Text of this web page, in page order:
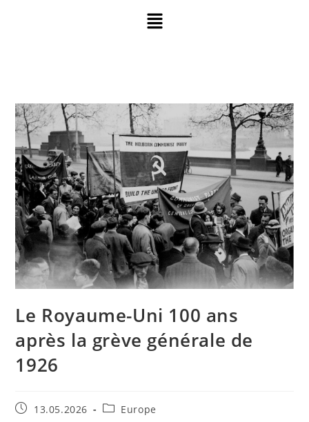
Le Royaume-Uni 100 ans
après la grève générale de
1926
13.05.2026 Europe